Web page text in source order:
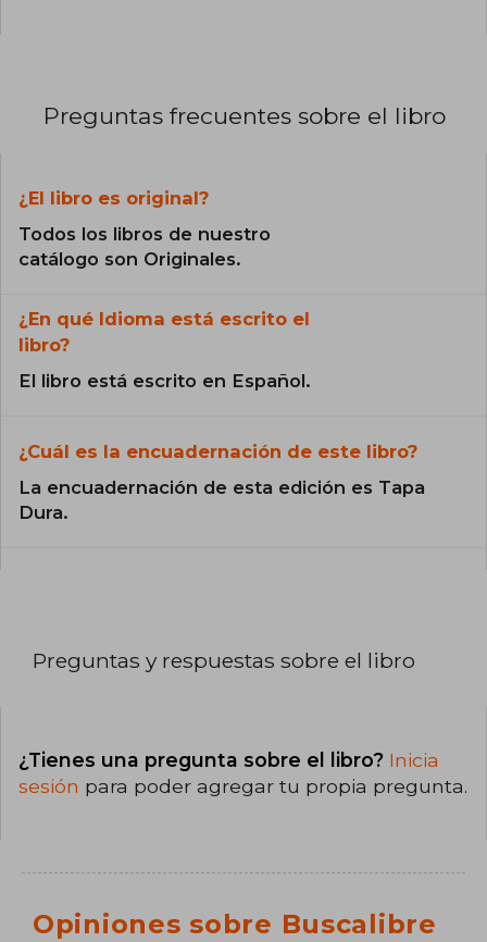
Preguntas frecuentes sobre el libro
¿El libro es original?
Todos los libros de nuestro
catálogo son Originales.
¿En qué Idioma está escrito el
libro?
El libro está escrito en Español.
¿Cuál es la encuadernación de este libro?
La encuadernación de esta edición es Tapa
Dura.
Preguntas y respuestas sobre el libro
¿Tienes una pregunta sobre el libro? Inicia
sesión para poder agregar tu propia pregunta.
Opiniones sobre Buscalibre